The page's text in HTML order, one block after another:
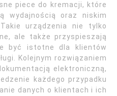
piece do kremacji, które
wydajnością oraz niskim
urządzenia nie tylko
ale także przyspieszają
być istotne dla klientów
Kolejnym rozwiązaniem
elektroniczną,
każdego przypadku
danych o klientach i ich